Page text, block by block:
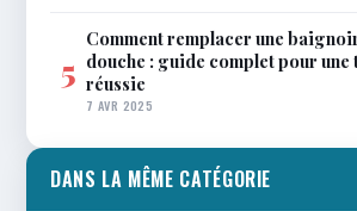
5
Comment remplacer une
douche : guide complet pour
réussie
7 AVR 2025
DANS LA MÊME CATÉGORIE